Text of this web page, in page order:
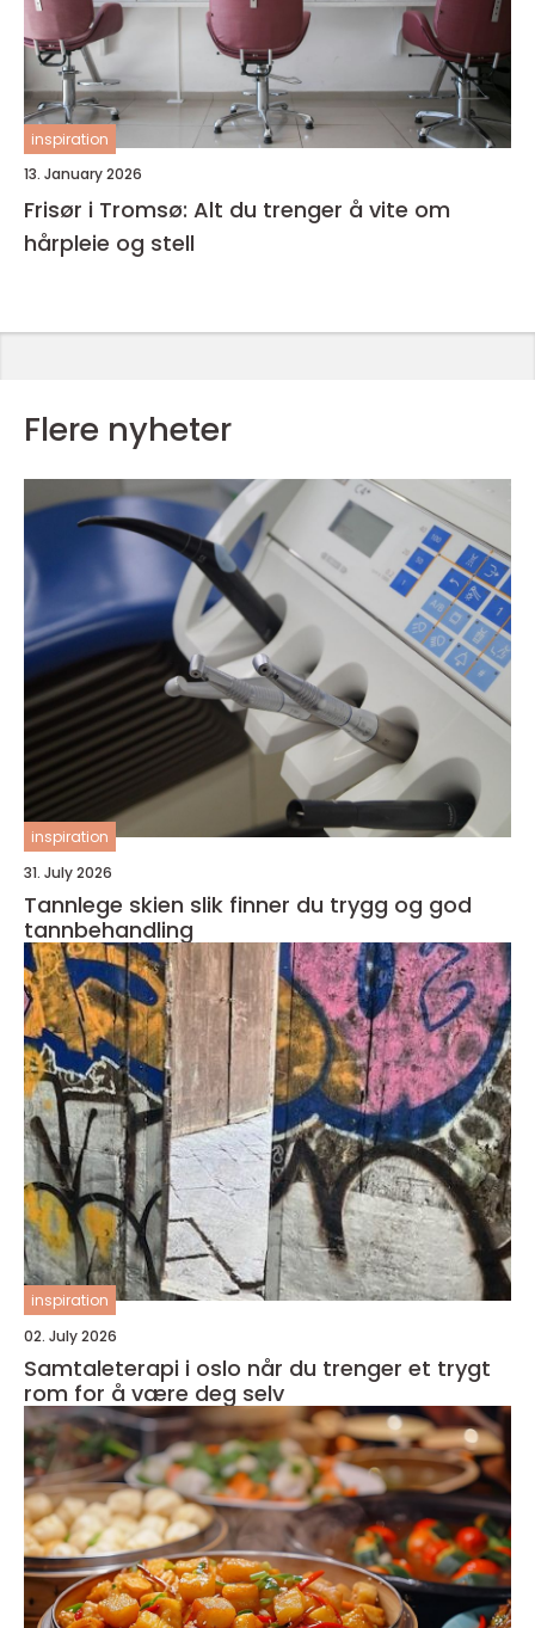
inspiration
13. January 2026
Frisør i Tromsø: Alt du trenger å vite om
hårpleie og stell
Flere nyheter
inspiration
31. July 2026
Tannlege skien slik finner du trygg og god
tannbehandling
inspiration
02. July 2026
Samtaleterapi i oslo når du trenger et trygt
rom for å være deg selv